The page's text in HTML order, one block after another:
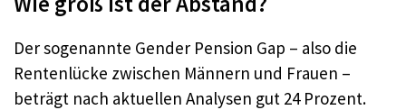
Der sogenannte Gender Pension Gap – also die
Rentenlücke zwischen Männern und Frauen –
beträgt nach aktuellen Analysen gut 24 Prozent.